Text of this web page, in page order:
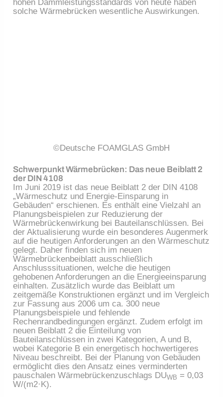
hohen Dämmleistungsstandards von heute haben
solche Wärmebrücken wesentliche Auswirkungen.
©Deutsche FOAMGLAS GmbH
Schwerpunkt Wärmebrücken: Das neue Beiblatt 2
der DIN 4108
Im Juni 2019 ist das neue Beiblatt 2 der DIN 4108
„Wärmeschutz und Energie-Einsparung in
Gebäuden“ erschienen. Es enthält eine Vielzahl an
Planungsbeispielen zur Reduzierung der
Wärmebrückenwirkung bei Bauteilanschlüssen. Bei
der Aktualisierung wurde ein besonderes Augenmerk
auf die heutigen Anforderungen an den Wärmeschutz
gelegt. Daher finden sich im neuen
Wärmebrückenbeiblatt ausschließlich
Anschlusssituationen, welche die heutigen
gehobenen Anforderungen an die Energieeinsparung
einhalten. Zusätzlich wurde das Beiblatt um
zeitgemäße Konstruktionen ergänzt und im Vergleich
zur Fassung aus 2006 um ca. 300 neue
Planungsbeispiele und fehlende
Rechenrandbedingungen ergänzt. Zudem erfolgt im
neuen Beiblatt 2 die Einteilung von
Bauteilanschlüssen in zwei Kategorien, A und B,
wobei Kategorie B ein energetisch hochwertigeres
Niveau beschreibt. Bei der Planung von Gebäuden
ermöglicht dies den Ansatz eines verminderten
pauschalen Wärmebrückenzuschlags DUWB = 0,03
W/(m2·K).